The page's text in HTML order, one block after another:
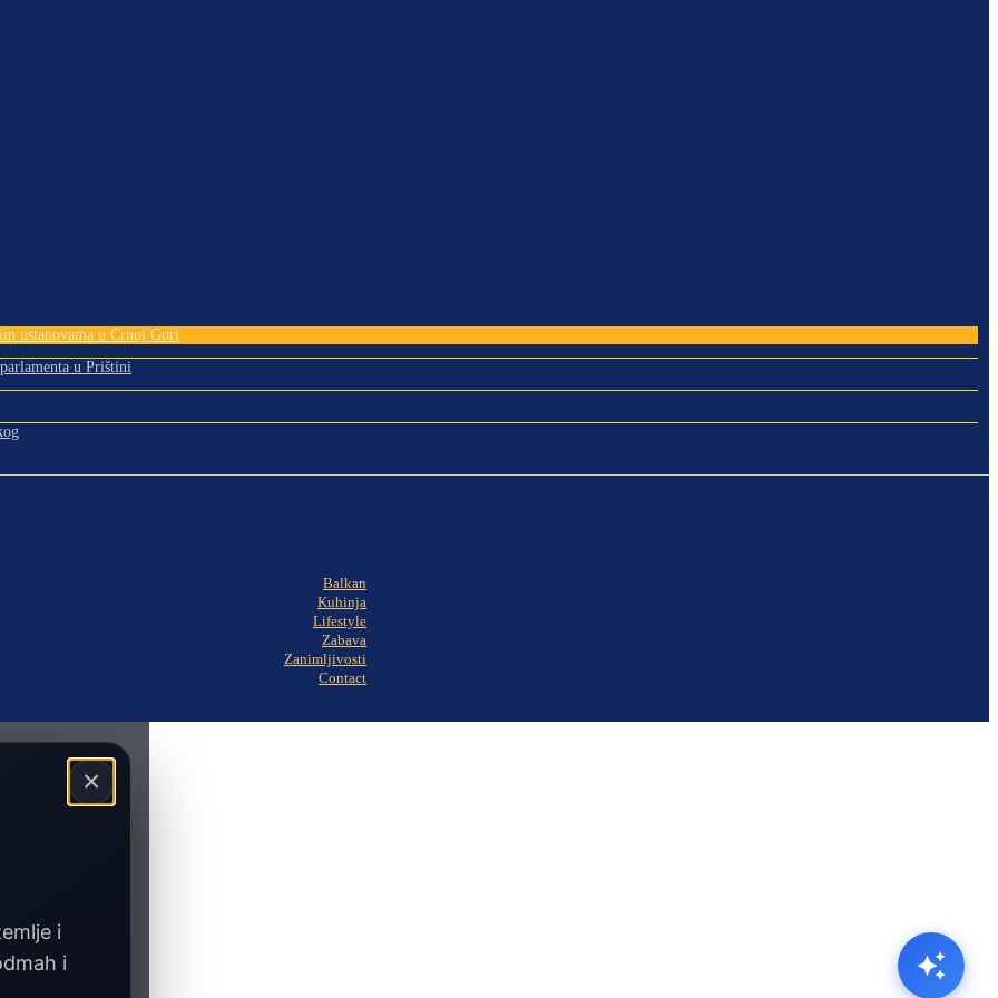
ustanovama u Crnoj Gori
u Prištini
Balkan
Kuhinja
Lifestyle
Zabava
Zanimljivosti
Contact
×
i
i